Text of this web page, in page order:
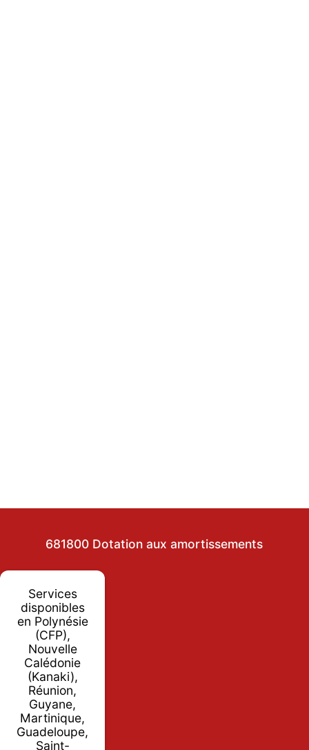
681800 Dotation aux amortissements
Services
disponibles
en Polynésie
(CFP),
Nouvelle
Calédonie
(Kanaki),
Réunion,
Guyane,
Martinique,
Guadeloupe,
Saint-